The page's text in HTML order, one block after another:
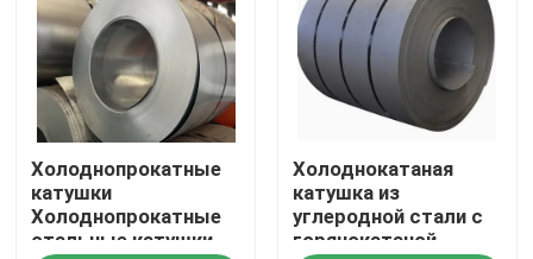
Дом
Продукты
О нас
Холоднопрокатные
катушки
Холоднопрокатные
стальные катушки
Холоднокатаная
катушка из
углеродной стали с
горячокатаной